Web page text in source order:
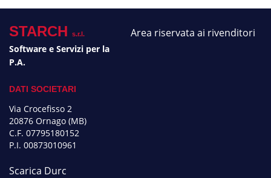
STARCH s.r.l.
Software e Servizi per la
P.A.
Area riservata ai rivenditori
DATI SOCIETARI
Via Crocefisso 2
20876 Ornago (MB)
C.F. 07795180152
P.I. 00873010961
Scarica Durc